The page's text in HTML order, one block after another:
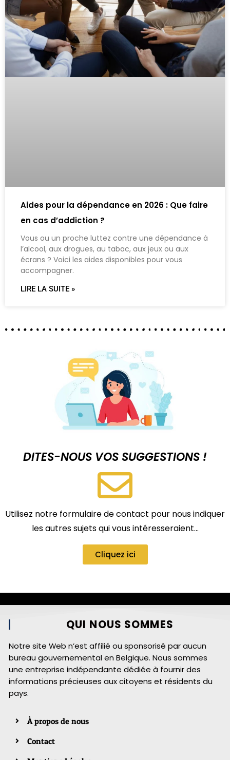
Aides pour la dépendance en 2026 : Que faire
en cas d’addiction ?
Vous ou un proche luttez contre une dépendance à
l’alcool, aux drogues, au tabac, aux jeux ou aux
écrans ? Voici les aides disponibles pour vous
accompagner.
LIRE LA SUITE »
DITES-NOUS VOS SUGGESTIONS !
Utilisez notre formulaire de contact pour nous indiquer
les autres sujets qui vous intéresseraient…
Cliquez ici
QUI NOUS SOMMES
Notre site Web n’est affilié ou sponsorisé par aucun
bureau gouvernemental en Belgique. Nous sommes
une entreprise indépendante dédiée à fournir des
informations précieuses aux citoyens et résidents du
pays.
À propos de nous
Contact